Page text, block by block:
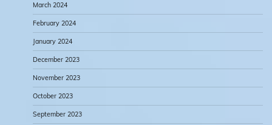
March 2024
February 2024
January 2024
December 2023
November 2023
October 2023
September 2023